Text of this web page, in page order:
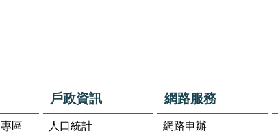
區
戶政資訊
人口統計
網路服務
網路申辦